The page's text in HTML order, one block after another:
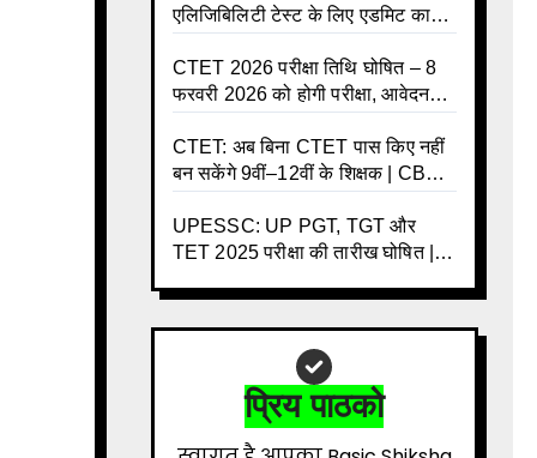
एलिजिबिलिटी टेस्ट के लिए एडमिट कार्ड
CTET 2026 परीक्षा तिथि घोषित – 8
फरवरी 2026 को होगी परीक्षा, आवेदन
CTET: अब बिना CTET पास किए नहीं
बन सकेंगे 9वीं–12वीं के शिक्षक | CBSE
UPESSC: UP PGT, TGT और
TET 2025 परीक्षा की तारीख घोषित | 3
Download Admit Card Details
Inside
प्रिय पाठको